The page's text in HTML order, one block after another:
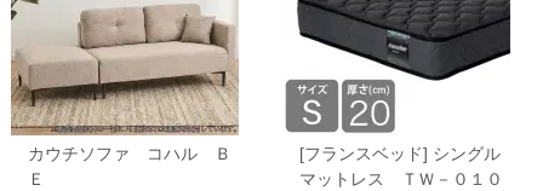
カウチソファ コハル Ｂ
Ｅ
[フランスベッド] シングル
マットレス ＴＷ－０１０